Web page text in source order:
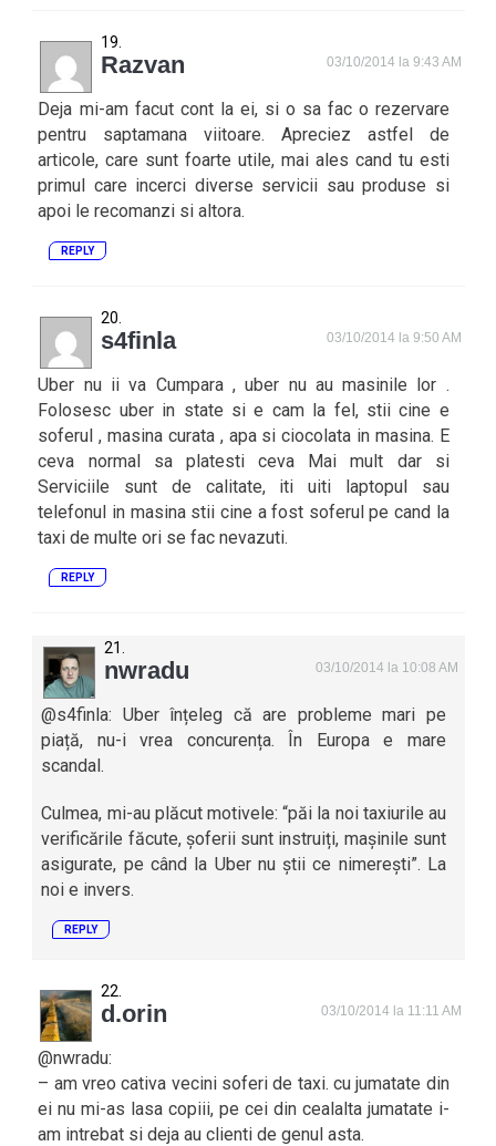
Razvan 03/10/2014 la 9:43 AM
Deja mi-am facut cont la ei, si o sa fac o rezervare
pentru saptamana viitoare. Apreciez astfel de
articole, care sunt foarte utile, mai ales cand tu esti
primul care incerci diverse servicii sau produse si
apoi le recomanzi si altora.
REPLY
s4finla 03/10/2014 la 9:50 AM
Uber nu ii va Cumpara , uber nu au masinile lor .
Folosesc uber in state si e cam la fel, stii cine e
soferul , masina curata , apa si ciocolata in masina. E
ceva normal sa platesti ceva Mai mult dar si
Serviciile sunt de calitate, iti uiti laptopul sau
telefonul in masina stii cine a fost soferul pe cand la
taxi de multe ori se fac nevazuti.
REPLY
nwradu 03/10/2014 la 10:08 AM
@s4finla: Uber înțeleg că are probleme mari pe
piață, nu-i vrea concurența. În Europa e mare
scandal.
Culmea, mi-au plăcut motivele: “păi la noi taxiurile au
verificările făcute, șoferii sunt instruiți, mașinile sunt
asigurate, pe când la Uber nu știi ce nimerești”. La
noi e invers.
REPLY
d.orin 03/10/2014 la 11:11 AM
@nwradu:
– am vreo cativa vecini soferi de taxi. cu jumatate din
ei nu mi-as lasa copiii, pe cei din cealalta jumatate i-
am intrebat si deja au clienti de genul asta.